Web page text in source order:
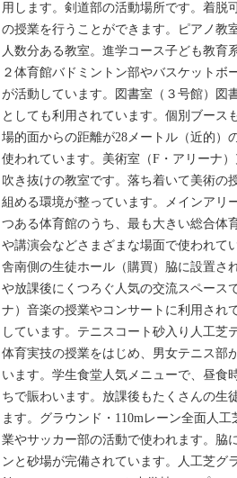
用します。剣道部の活動場所です。着脱
の授業を行うことができます。ピアノ教
人数分ある教室。進学コース子ども教育
２体育館バドミントン部やバスケットボ
が活動しています。図書室（３号館）図
としても利用されています。個別ブース
場的面からの距離が28メートル（近的）
使われています。美術室（F・アリーナ
吹き抜けの教室です。落ち着いて美術の
組める環境が整っています。メインアリ
つある体育館のうち、最も大きい総合体
や講演会などさまざまな場面で使われて
舎南側の生徒ホール（購買）脇に設置さ
や放課後にくつろぐ人気の交流スペース
ナ）音楽の授業やコンサートに利用され
しています。テニスコート砂入り人工芝
体育実技の授業をはじめ、男女テニス部
います。学生食堂人気メニューで、昼食
ちで賑わいます。放課後もたくさんの生
ます。グラウンド・110mレーン全面人
業やサッカー部の活動で使われます。脇
ンと砂場が完備されています。人工芝グ